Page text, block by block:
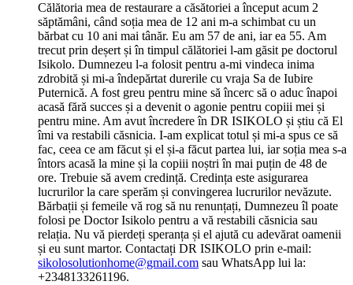
Călătoria mea de restaurare a căsătoriei a început acum 2
săptămâni, când soția mea de 12 ani m-a schimbat cu un
bărbat cu 10 ani mai tânăr. Eu am 57 de ani, iar ea 55. Am
trecut prin deșert și în timpul călătoriei l-am găsit pe doctorul
Isikolo. Dumnezeu l-a folosit pentru a-mi vindeca inima
zdrobită și mi-a îndepărtat durerile cu vraja Sa de Iubire
Puternică. A fost greu pentru mine să încerc să o aduc înapoi
acasă fără succes și a devenit o agonie pentru copiii mei și
pentru mine. Am avut încredere în DR ISIKOLO și știu că El
îmi va restabili căsnicia. I-am explicat totul și mi-a spus ce să
fac, ceea ce am făcut și el și-a făcut partea lui, iar soția mea s-a
întors acasă la mine și la copiii noștri în mai puțin de 48 de
ore. Trebuie să avem credință. Credința este asigurarea
lucrurilor la care sperăm și convingerea lucrurilor nevăzute.
Bărbații și femeile vă rog să nu renunțați, Dumnezeu îl poate
folosi pe Doctor Isikolo pentru a vă restabili căsnicia sau
relația. Nu vă pierdeți speranța și el ajută cu adevărat oamenii
și eu sunt martor. Contactați DR ISIKOLO prin e-mail:
sikolosolutionhome@gmail.com sau WhatsApp lui la:
+2348133261196.